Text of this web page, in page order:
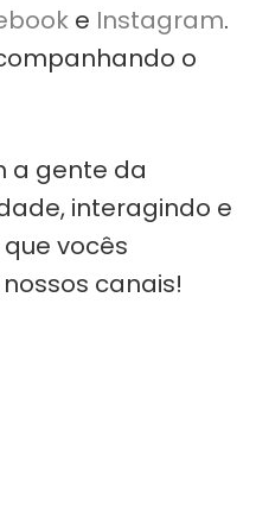
e Instagram.
o
a gente da
interagindo e
vocês
canais!